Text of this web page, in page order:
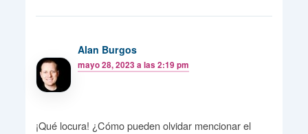
Alan Burgos
mayo 28, 2023 a las 2:19 pm
¡Qué locura! ¿Cómo pueden olvidar mencionar el